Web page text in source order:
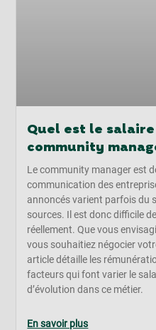
Quel est le salaire
community
Le community manager est
communication des
annoncés varient parfois du
sources. Il est donc difficile
réellement. Que vous
vous souhaitiez négocier
article détaille les
facteurs qui font varier le
d’évolution dans ce métier.
En savoir plus